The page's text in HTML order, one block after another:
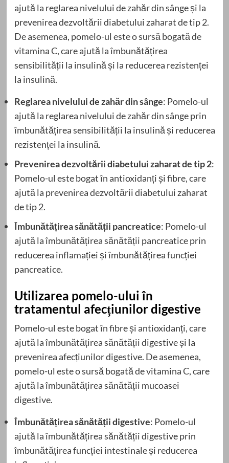
ajută la reglarea nivelului de zahăr din sânge și la
prevenirea dezvoltării diabetului zaharat de tip 2.
De asemenea, pomelo-ul este o sursă bogată de
vitamina C, care ajută la îmbunătățirea
sensibilității la insulină și la reducerea rezistenței
la insulină.
Reglarea nivelului de zahăr din sânge: Pomelo-ul
ajută la reglarea nivelului de zahăr din sânge prin
îmbunătățirea sensibilității la insulină și reducerea
rezistenței la insulină.
Prevenirea dezvoltării diabetului zaharat de tip 2:
Pomelo-ul este bogat în antioxidanți și fibre, care
ajută la prevenirea dezvoltării diabetului zaharat
de tip 2.
Îmbunătățirea sănătății pancreatice: Pomelo-ul
ajută la îmbunătățirea sănătății pancreatice prin
reducerea inflamației și îmbunătățirea funcției
pancreatice.
Utilizarea pomelo-ului în
tratamentul afecțiunilor digestive
Pomelo-ul este bogat în fibre și antioxidanți, care
ajută la îmbunătățirea sănătății digestive și la
prevenirea afecțiunilor digestive. De asemenea,
pomelo-ul este o sursă bogată de vitamina C, care
ajută la îmbunătățirea sănătății mucoasei
digestive.
Îmbunătățirea sănătății digestive: Pomelo-ul
ajută la îmbunătățirea sănătății digestive prin
îmbunătățirea funcției intestinale și reducerea